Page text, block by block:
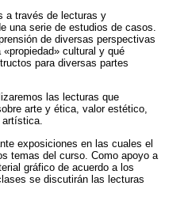
a través de lecturas y
una serie de estudios de casos.
de diversas perspectivas
cultural y qué
para diversas partes
las lecturas que
arte y ética, valor estético,
exposiciones en las cuales el
temas del curso. Como apoyo a
gráfico de acuerdo a los
se discutirán las lecturas